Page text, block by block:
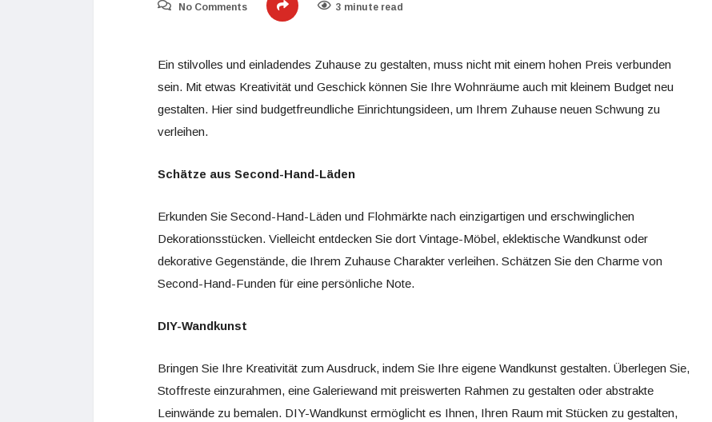
No Comments 3 minute read
Ein stilvolles und einladendes Zuhause zu gestalten, muss nicht mit einem hohen Preis verbunden
sein. Mit etwas Kreativität und Geschick können Sie Ihre Wohnräume auch mit kleinem Budget neu
gestalten. Hier sind budgetfreundliche Einrichtungsideen, um Ihrem Zuhause neuen Schwung zu
verleihen.
Schätze aus Second-Hand-Läden
Erkunden Sie Second-Hand-Läden und Flohmärkte nach einzigartigen und erschwinglichen
Dekorationsstücken. Vielleicht entdecken Sie dort Vintage-Möbel, eklektische Wandkunst oder
dekorative Gegenstände, die Ihrem Zuhause Charakter verleihen. Schätzen Sie den Charme von
Second-Hand-Funden für eine persönliche Note.
DIY-Wandkunst
Bringen Sie Ihre Kreativität zum Ausdruck, indem Sie Ihre eigene Wandkunst gestalten. Überlegen Sie,
Stoffreste einzurahmen, eine Galeriewand mit preiswerten Rahmen zu gestalten oder abstrakte
Leinwände zu bemalen. DIY-Wandkunst ermöglicht es Ihnen, Ihren Raum mit Stücken zu gestalten,